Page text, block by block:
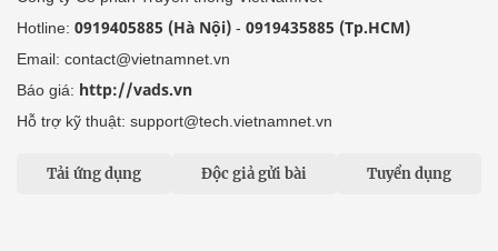
Hotline: 0919405885 (Hà Nội) - 0919435885 (Tp.HCM)
Email: contact@vietnamnet.vn
Báo giá: http://vads.vn
Hỗ trợ kỹ thuật: support@tech.vietnamnet.vn
Tải ứng dụng Độc giả gửi bài Tuyển dụng